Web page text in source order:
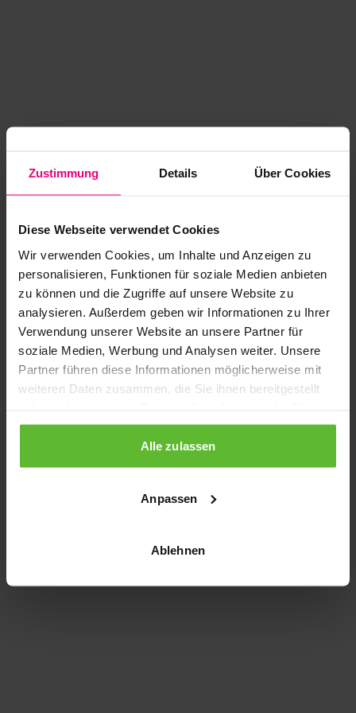
Zustimmung Details Über Cookies
Diese Webseite verwendet Cookies
Wir verwenden Cookies, um Inhalte und Anzeigen zu
personalisieren, Funktionen für soziale Medien anbieten
zu können und die Zugriffe auf unsere Website zu
analysieren. Außerdem geben wir Informationen zu Ihrer
Verwendung unserer Website an unsere Partner für
soziale Medien, Werbung und Analysen weiter. Unsere
Partner führen diese Informationen möglicherweise mit
weiteren Daten zusammen, die Sie ihnen bereitgestellt
gesammelt haben.
Alle zulassen
Anpassen
Ablehnen
Application error: a client-side exception has occurred
loading www.kurzwego.de (see the browser console for more
information).